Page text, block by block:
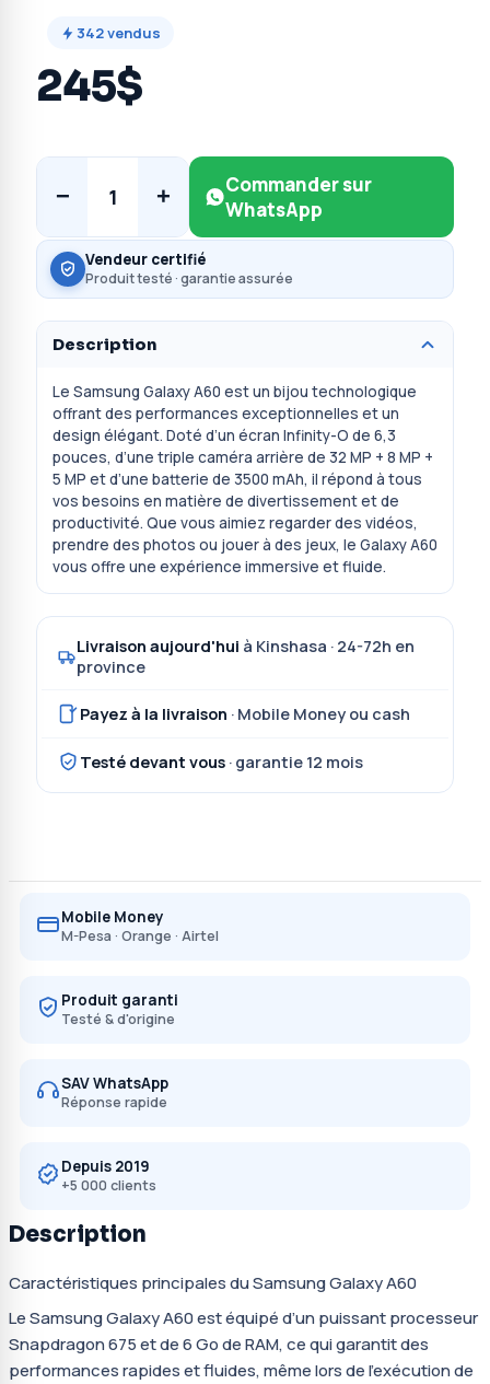
342vendus
245$
− 1 +
Commander sur
WhatsApp
Vendeur certifié
Produit testé · garantie assurée
Description
Le Samsung Galaxy A60 est un bijou technologique
offrant des performances exceptionnelles et un
design élégant. Doté d’un écran Infinity-O de 6,3
pouces, d’une triple caméra arrière de 32 MP + 8 MP +
5 MP et d’une batterie de 3500 mAh, il répond à tous
vos besoins en matière de divertissement et de
productivité. Que vous aimiez regarder des vidéos,
prendre des photos ou jouer à des jeux, le Galaxy A60
vous offre une expérience immersive et fluide.
Livraison aujourd'hui à Kinshasa · 24-72h en
province
Payez à la livraison · Mobile Money ou cash
Testé devant vous · garantie 12 mois
Mobile Money
M-Pesa · Orange · Airtel
Produit garanti
Testé & d'origine
SAV WhatsApp
Réponse rapide
Depuis 2019
+5 000 clients
Description
Caractéristiques principales du Samsung Galaxy A60
Le Samsung Galaxy A60 est équipé d’un puissant processeur
Snapdragon 675 et de 6 Go de RAM, ce qui garantit des
performances rapides et fluides, même lors de l’exécution de